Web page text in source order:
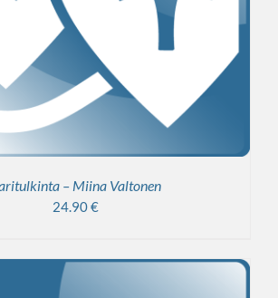
– Miina Valtonen
24.90€